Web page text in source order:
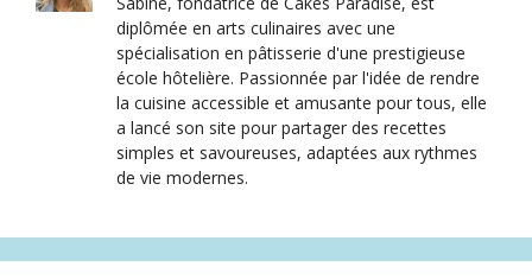
diplômée en arts culinaires avec une
spécialisation en pâtisserie d'une prestigieuse
école hôtelière. Passionnée par l'idée de rendre
la cuisine accessible et amusante pour tous, elle
a lancé son site pour partager des recettes
simples et savoureuses, adaptées aux rythmes
de vie modernes.